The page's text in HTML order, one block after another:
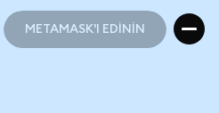
METAMASK'I EDİNİN